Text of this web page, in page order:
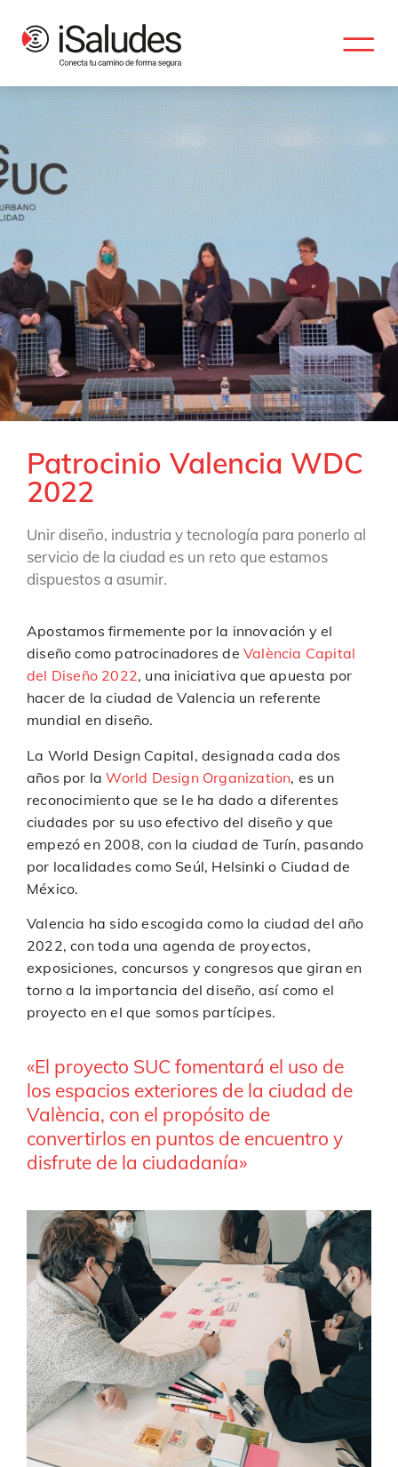
Patrocinio Valencia WDC
2022
Unir diseño, industria y tecnología para ponerlo al
servicio de la ciudad es un reto que estamos
dispuestos a asumir.
Apostamos firmemente por la innovación y el
diseño como patrocinadores de València Capital
del Diseño 2022, una iniciativa que apuesta por
hacer de la ciudad de Valencia un referente
mundial en diseño.
La World Design Capital, designada cada dos
años por laWorld Design Organization, es un
reconocimiento que se le ha dado a diferentes
ciudades por su uso efectivo del diseño y que
empezó en 2008, con la ciudad de Turín, pasando
por localidades como Seúl, Helsinki o Ciudad de
México.
Valencia ha sido escogida como la ciudad del año
2022, con toda una agenda de proyectos,
exposiciones, concursos y congresos que giran en
torno a la importancia del diseño, así como el
proyecto en el que somos partícipes.
«El proyecto SUC fomentará el uso de
los espacios exteriores de la ciudad de
València, con el propósito de
convertirlos en puntos de encuentro y
disfrute de la ciudadanía»